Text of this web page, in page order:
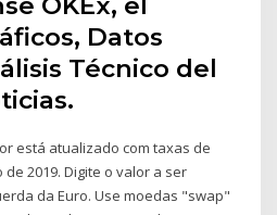
Datos
Técnico del
está atualizado com taxas de
2019. Digite o valor a ser
da Euro. Use moedas "swap"